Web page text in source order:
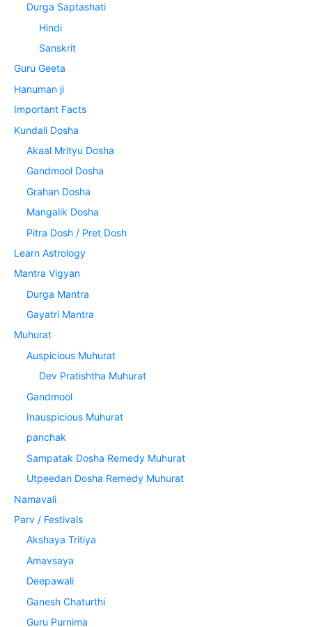
Durga Saptashati
Hindi
Sanskrit
Guru Geeta
Hanuman ji
Important Facts
Kundali Dosha
Akaal Mrityu Dosha
Gandmool Dosha
Grahan Dosha
Mangalik Dosha
Pitra Dosh / Pret Dosh
Learn Astrology
Mantra Vigyan
Durga Mantra
Gayatri Mantra
Muhurat
Auspicious Muhurat
Dev Pratishtha Muhurat
Gandmool
Inauspicious Muhurat
panchak
Sampatak Dosha Remedy Muhurat
Utpeedan Dosha Remedy Muhurat
Namavali
Parv / Festivals
Akshaya Tritiya
Amavsaya
Deepawali
Ganesh Chaturthi
Guru Purnima